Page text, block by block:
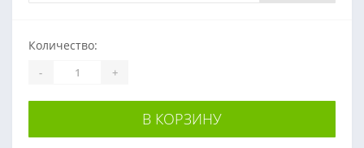
Количество:
- +
В КОРЗИНУ